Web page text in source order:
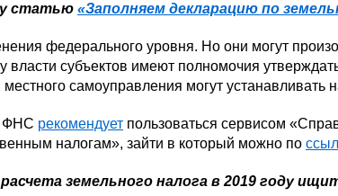
статью «Заполняем декларацию по
федерального уровня. Но они могут
власти субъектов имеют полномочия
самоуправления могут устанавливать
ФНС рекомендует пользоваться сервисом
налогам», зайти в который можно по
земельного налога в 2019 году